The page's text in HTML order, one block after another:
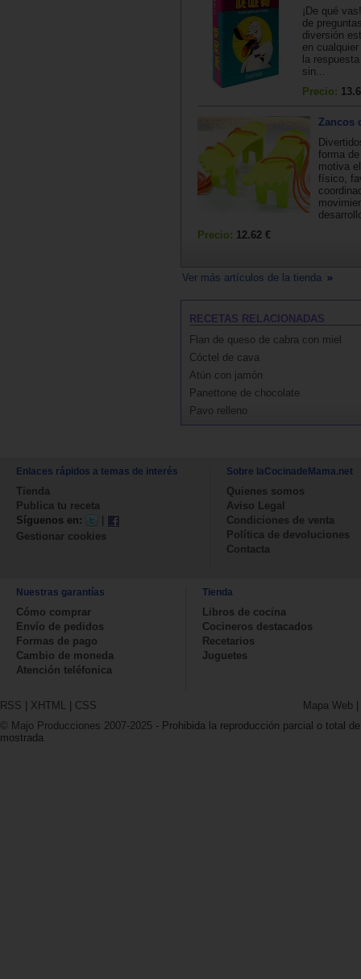
¡De qué
de
diversión
en
la
sin...
Precio:
Zancos
forma
motiva
físico,
Precio: 12.62 €
Ver más artículos de la tienda
RECETAS RELACIONADAS
Flan de queso de cabra con miel
Cóctel de cava
Atún con jamón
Panettone de chocolate
Pavo relleno
Enlaces rápidos a temas de interés
Tienda
Publica tu receta
Síguenos en:
Gestionar cookies
Sobre laCocinadeMama.net
Quienes somos
Aviso Legal
Condiciones de venta
Política de devoluciones
Contacta
Nuestras garantías
Cómo comprar
Envío de pedidos
Formas de pago
Cambio de moneda
Atención teléfonica
Tienda
Libros de cocina
Cocineros destacados
Recetarios
Juguetes
RSS XHTML CSS Mapa Web
© Majo Producciones 2007-2025 - Prohibida la reproducción parcial o total
mostrada